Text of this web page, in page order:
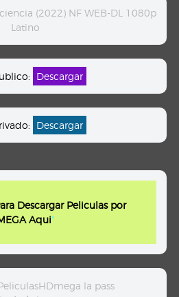
(2022) NF WEB-DL 1080p
Latino
Descargar
Descargar
Descargar Peliculas por
Aqui"
la pass